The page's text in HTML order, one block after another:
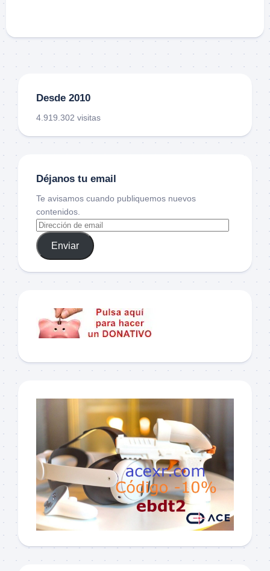
Desde 2010
4.919.302 visitas
Déjanos tu email
Te avisamos cuando publiquemos nuevos
contenidos.
Enviar